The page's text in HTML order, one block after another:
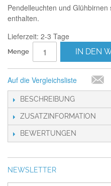
Pendelleuchten und
enthalten.
Lieferzeit: 2-3 Tage
Menge IN DEN
Auf die Vergleichsliste
BESCHREIBUNG
ZUSATZINFORMATION
BEWERTUNGEN
NEWSLETTER